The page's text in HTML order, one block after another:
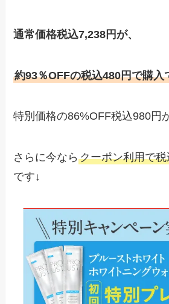
通常価格税込7,238円が、
約93％OFFの税込480円で購入
特別価格の86%OFF税込980円
さらに今ならクーポン利用で
です↓